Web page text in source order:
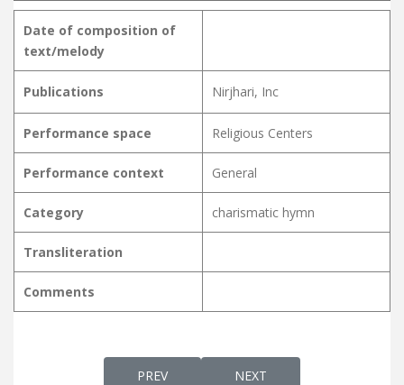
Date of composition of
text/melody
Publications Nirjhari, Inc
Performance space Religious Centers
Performance context General
Category charismatic hymn
Transliteration
Comments
PREVIOUS ARTICLE: O MAATHAVE ഓ
PREV NEXT ARTICLE: O!
NEXT